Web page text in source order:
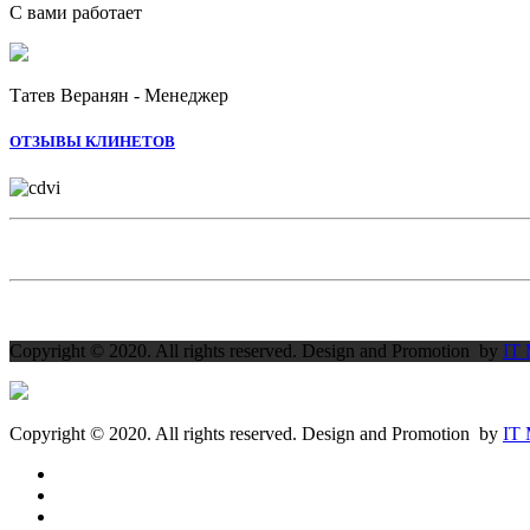
С вами работает
Татев Веранян - Менеджер
ОТЗЫВЫ КЛИНЕТОВ
Copyright © 2020. All rights reserved. Design and Promotion by IT
Copyright © 2020. All rights reserved. Design and Promotion by IT